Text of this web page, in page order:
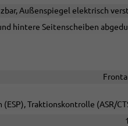
Außenspiegel elektrisch
hintere Seitenscheiben
Traktionskontrolle (ASR/